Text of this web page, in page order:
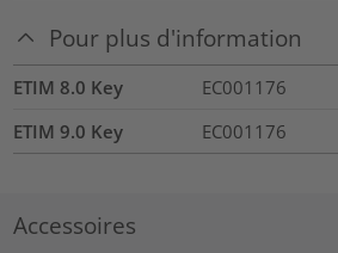
Pour plus d'information
ETIM 8.0 Key
EC001176
ETIM 9.0 Key
EC001176
Accessoires